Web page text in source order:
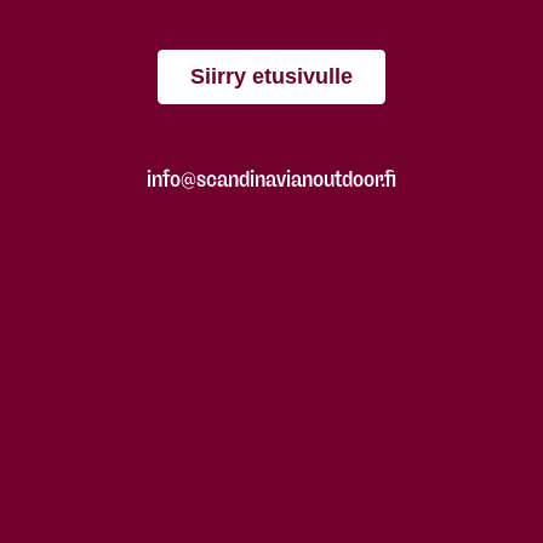
Siirry etusivulle
info@scandinavianoutdoor.fi